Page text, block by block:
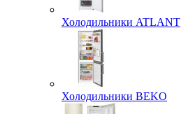
Холодильники ATLANT
Холодильники BEKO